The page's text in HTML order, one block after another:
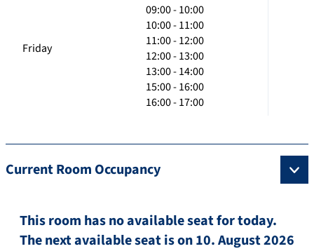
Friday
09:00 - 10:00
10:00 - 11:00
11:00 - 12:00
12:00 - 13:00
13:00 - 14:00
15:00 - 16:00
16:00 - 17:00
Current Room Occupancy
This room has no available seat for today.
The next available seat is on 10. August 2026